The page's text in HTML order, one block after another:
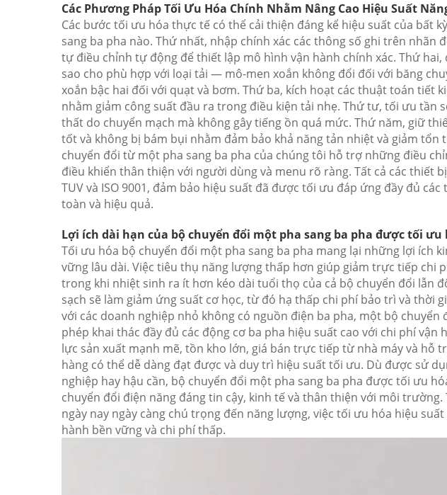
Các Phương Pháp Tối Ưu Hóa Chính Nhằm Nâng Cao Hiệu Suất
Các bước tối ưu hóa thực tế có thể cải thiện đáng kể hiệu suất của bất
sang ba pha nào. Thứ nhất, nhập chính xác các thông số ghi trên nhãn
tự điều chỉnh tự động để thiết lập mô hình vận hành chính xác. Thứ hai,
sao cho phù hợp với loại tải — mô-men xoắn không đổi đối với băng
xoắn bậc hai đối với quạt và bơm. Thứ ba, kích hoạt các thuật toán tiết
nhằm giảm công suất đầu ra trong điều kiện tải nhẹ. Thứ tư, tối ưu tần
thất do chuyển mạch mà không gây tiếng ồn quá mức. Thứ năm, giữ
tốt và không bị bám bụi nhằm đảm bảo khả năng tản nhiệt và giảm tổn
chuyển đổi từ một pha sang ba pha của chúng tôi hỗ trợ những điều
điều khiển thân thiện với người dùng và menu rõ ràng. Tất cả các thiết
TUV và ISO 9001, đảm bảo hiệu suất đã được tối ưu đáp ứng đầy đủ
toàn và hiệu quả.
Lợi ích dài hạn của bộ chuyển đổi một pha sang ba pha được tối ưu
Tối ưu hóa bộ chuyển đổi một pha sang ba pha mang lại những lợi ích
vững lâu dài. Việc tiêu thụ năng lượng thấp hơn giúp giảm trực tiếp chi
trong khi nhiệt sinh ra ít hơn kéo dài tuổi thọ của cả bộ chuyển đổi lẫn
sạch sẽ làm giảm ứng suất cơ học, từ đó hạ thấp chi phí bảo trì và thời
với các doanh nghiệp nhỏ không có nguồn điện ba pha, một bộ
phép khai thác đầy đủ các động cơ ba pha hiệu suất cao với chi phí vận
lực sản xuất mạnh mẽ, tồn kho lớn, giá bán trực tiếp từ nhà máy và hỗ
hàng có thể dễ dàng đạt được và duy trì hiệu suất tối ưu. Dù được sử
nghiệp hay hậu cần, bộ chuyển đổi một pha sang ba pha được tối ưu
chuyển đổi điện năng đáng tin cậy, kinh tế và thân thiện với môi
ngày nay ngày càng chú trọng đến năng lượng, việc tối ưu hóa hiệu
hành bền vững và chi phí thấp.